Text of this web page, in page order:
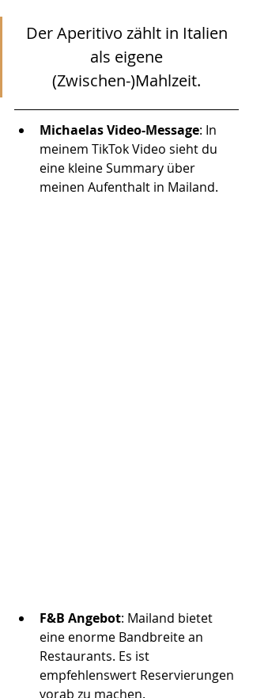
Der Aperitivo zählt in Italien
als eigene
(Zwischen-)Mahlzeit.
Michaelas Video-Message: In
meinem TikTok Video sieht du
eine kleine Summary über
meinen Aufenthalt in Mailand.
F&B Angebot: Mailand bietet
eine enorme Bandbreite an
Restaurants. Es ist
empfehlenswert Reservierungen
vorab zu machen.